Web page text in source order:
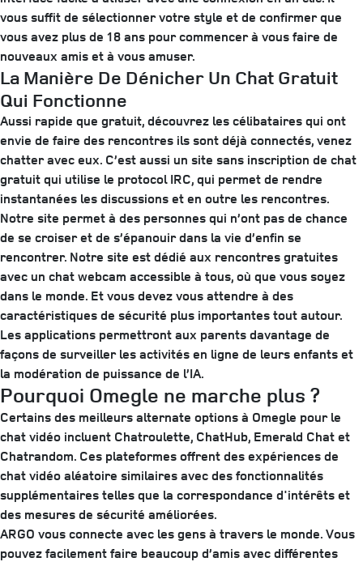
vous suffit de sélectionner votre style et de confirmer que
vous avez plus de 18 ans pour commencer à vous faire de
nouveaux amis et à vous amuser.
La Manière De Dénicher Un Chat Gratuit
Qui Fonctionne
Aussi rapide que gratuit, découvrez les célibataires qui ont
envie de faire des rencontres ils sont déjà connectés, venez
chatter avec eux. C’est aussi un site sans inscription de chat
gratuit qui utilise le protocol IRC, qui permet de rendre
instantanées les discussions et en outre les rencontres.
Notre site permet à des personnes qui n’ont pas de chance
de se croiser et de s’épanouir dans la vie d’enfin se
rencontrer. Notre site est dédié aux rencontres gratuites
avec un chat webcam accessible à tous, où que vous soyez
dans le monde. Et vous devez vous attendre à des
caractéristiques de sécurité plus importantes tout autour.
Les applications permettront aux parents davantage de
façons de surveiller les activités en ligne de leurs enfants et
la modération de puissance de l’IA.
Pourquoi Omegle ne marche plus ?
Certains des meilleurs alternate options à Omegle pour le
chat vidéo incluent Chatroulette, ChatHub, Emerald Chat et
Chatrandom. Ces plateformes offrent des expériences de
chat vidéo aléatoire similaires avec des fonctionnalités
supplémentaires telles que la correspondance d'intérêts et
des mesures de sécurité améliorées.
ARGO vous connecte avec les gens à travers le monde. Vous
pouvez facilement faire beaucoup d’amis avec différentes